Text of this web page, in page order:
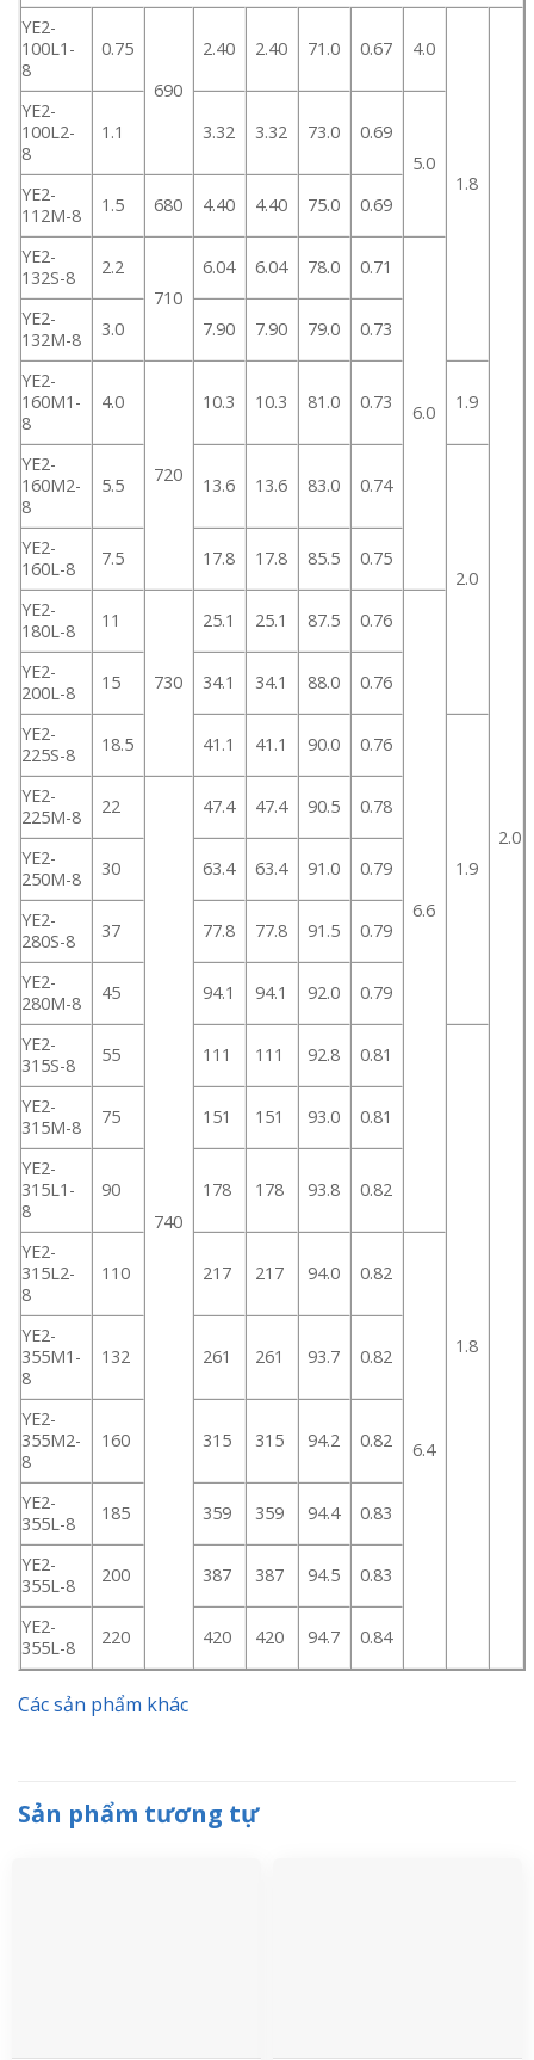
YE2-
100L1-
8
0.75
690
2.40 2.40 71.0 0.67 4.0
1.8
2.0
YE2-
100L2-
8
1.1 3.32 3.32 73.0
0.69
5.0
YE2-
112M-8
1.5 680 4.40 4.40 75.0 0.69
YE2-
132S-8
2.2
710
6.04 6.04 78.0 0.71
6.0
YE2-
132M-8
3.0 7.90 7.90 79.0 0.73
YE2-
160M1-
8
4.0
720
10.3 10.3 81.0 0.73 1.9
YE2-
160M2-
8
5.5 13.6 13.6 83.0 0.74
2.0
YE2-
160L-8
7.5 17.8 17.8 85.5 0.75
YE2-
180L-8
11
730
25.1 25.1 87.5 0.76
6.6
YE2-
200L-8
15 34.1 34.1 88.0 0.76
YE2-
225S-8
18.5 41.1 41.1 90.0 0.76
1.9
YE2-
225M-8
22
740
47.4 47.4 90.5 0.78
YE2-
250M-8
30 63.4 63.4 91.0 0.79
YE2-
280S-8
37 77.8 77.8 91.5 0.79
YE2-
280M-8
45 94.1 94.1 92.0 0.79
YE2-
315S-8
55 111 111 92.8 0.81
1.8
YE2-
315M-8
75 151 151 93.0 0.81
YE2-
315L1-
8
90 178 178 93.8 0.82
YE2-
315L2-
8
110 217 217 94.0 0.82
6.4
YE2-
355M1-
8
132 261 261 93.7 0.82
YE2-
355M2-
8
160 315 315 94.2 0.82
YE2-
355L-8
185 359 359 94.4 0.83
YE2-
355L-8
200 387 387 94.5 0.83
YE2-
355L-8
220 420 420 94.7 0.84
Các sản phẩm khác
Sản phẩm tương tự